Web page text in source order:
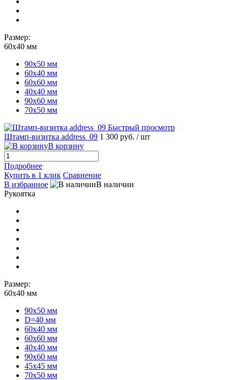
Размер:
60х40 мм
90х50 мм
60х40 мм
60х60 мм
40х40 мм
90х60 мм
70х50 мм
Быстрый просмотр
Штамп-визитка address_09 1 300 руб. / шт
В корзину
Подробнее
Купить в 1 клик Сравнение
В избранное
В наличии
Рукоятка
Размер:
60х40 мм
90х50 мм
D=40 мм
60х40 мм
60х60 мм
40х40 мм
90х60 мм
45х45 мм
70х50 мм